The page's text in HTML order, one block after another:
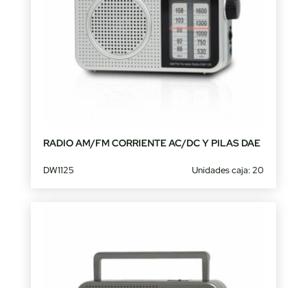
RADIO AM/FM CORRIENTE AC/DC Y PILAS DAE
DW1125 Unidades caja: 20